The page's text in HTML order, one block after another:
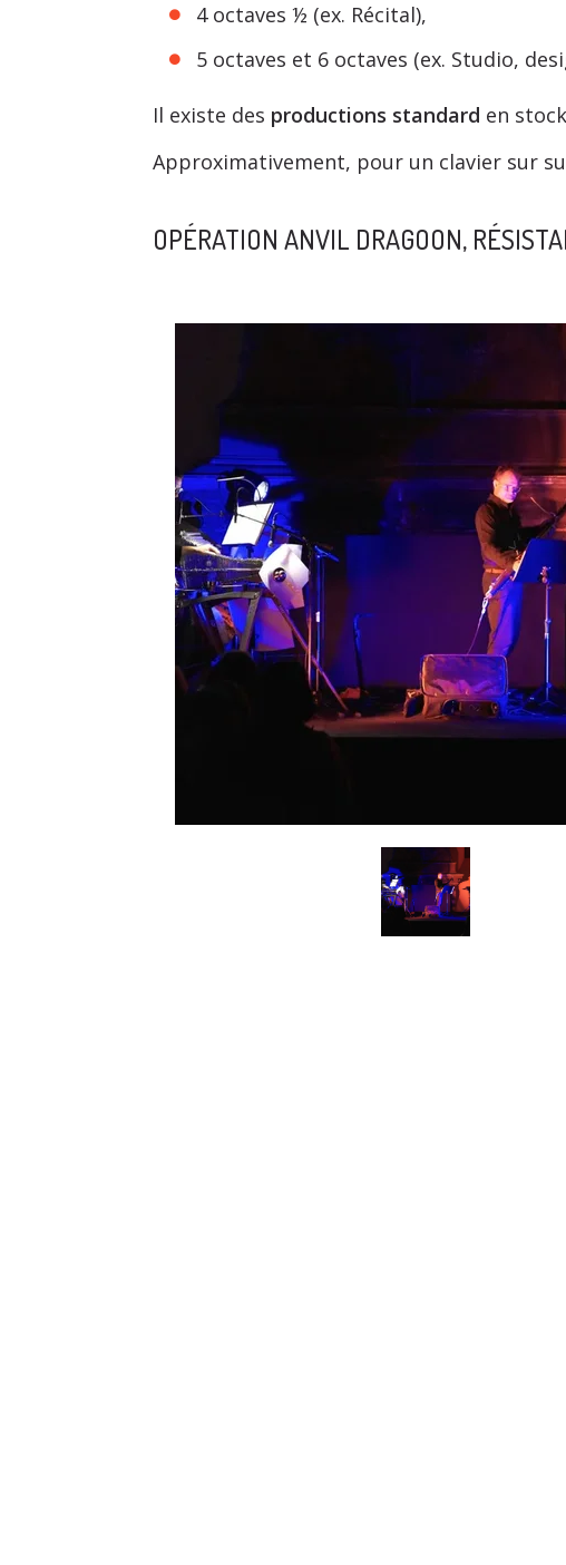
4 octaves ½ (ex. Récital),
5 octaves et 6 octaves (ex. Studio,
Il existe des productions standard en
Approximativement, pour un clavier sur
OPÉRATION ANVIL DRAGOON,